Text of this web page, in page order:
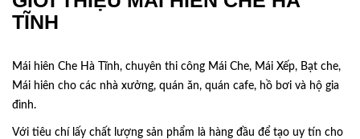
TĨNH
Mái hiên Che Hà Tĩnh, chuyên thi công Mái Che, Mái Xếp, Bạt che,
Mái hiên cho các nhà xưởng, quán ăn, quán cafe, hồ bơi và hộ gia
đình.
Với tiêu chí lấy chất lượng sản phẩm là hàng đầu để tạo uy tín cho